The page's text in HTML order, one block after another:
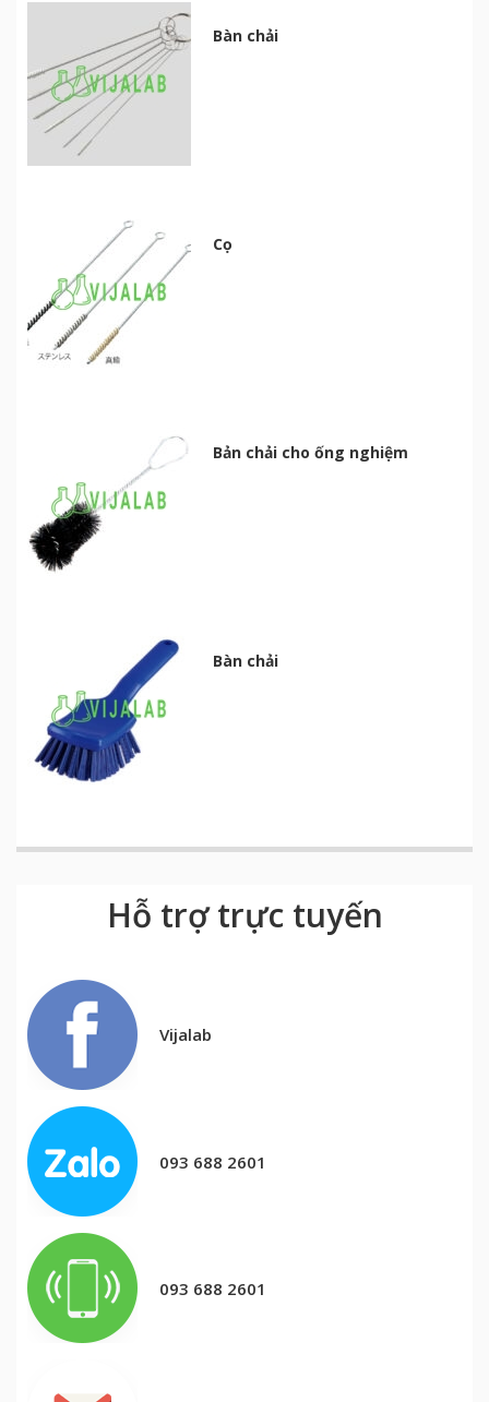
Bàn chải
Cọ
Bản chải cho ống nghiệm
Bàn chải
Hỗ trợ trực tuyến
Vijalab
093 688 2601
093 688 2601